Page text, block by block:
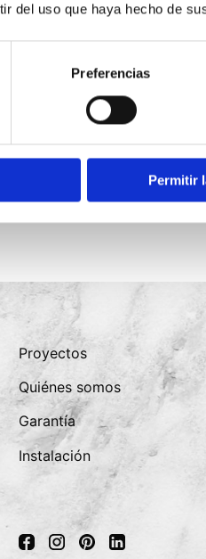
del uso que haya hecho de
Preferencias
Permitir
Proyectos
Quiénes somos
Garantía
Instalación